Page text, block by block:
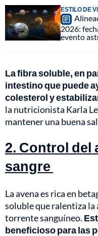
ESTILO DE
2026:
evento
La fibra soluble, en
intestino que puede
colesterol y
la nutricionista Karla
mantener una buena
2. Control del
sangre
La avena es rica en
soluble que ralentiza la
torrente sanguíneo.
beneficioso para las